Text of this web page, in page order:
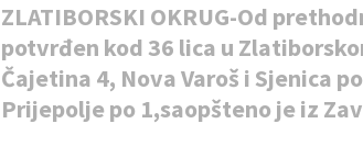
ZLATIBORSKI OKRUG-Od
potvrđen kod 36 lica u
Čajetina 4, Nova Varoš i Sjenica
Prijepolje po 1,saopšteno je iz